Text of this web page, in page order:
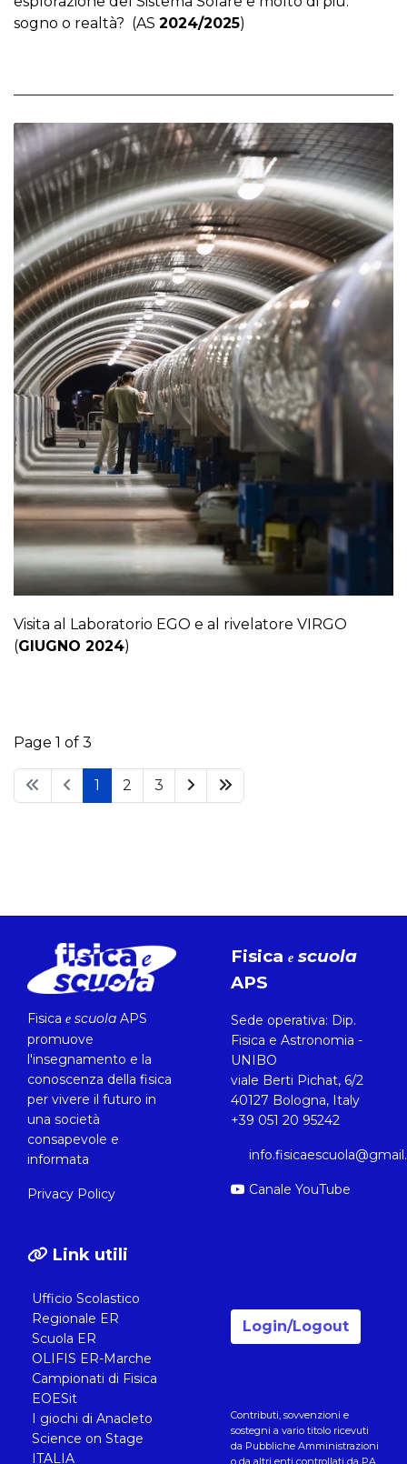
sogno o realtà? (AS 2024/2025)
Visita al Laboratorio EGO e al rivelatore VIRGO
(GIUGNO 2024)
Page 1 of 3
1 2 3
Fisica e scuola APS
promuove
l'insegnamento e la
conoscenza della fisica
per vivere il futuro in
una società
consapevole e
informata
Privacy Policy
Fisica e scuola
APS
Sede operativa: Dip.
Fisica e Astronomia -
UNIBO
viale Berti Pichat, 6/2
40127 Bologna, Italy
+39 051 20 95242
Canale YouTube
Link utili
Ufficio Scolastico
Regionale ER
Scuola ER
OLIFIS ER-Marche
Campionati di Fisica
EOESit
I giochi di Anacleto
Science on Stage
ITALIA
Login/Logout
Contributi, sovvenzioni e
sostegni a vario titolo ricevuti
da Pubbliche Amministrazioni
o da altri enti controllati da PA